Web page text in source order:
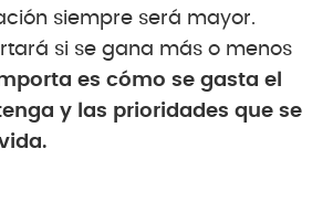
siempre será mayor.
si se gana más o menos
es cómo se gasta el
y las prioridades que se